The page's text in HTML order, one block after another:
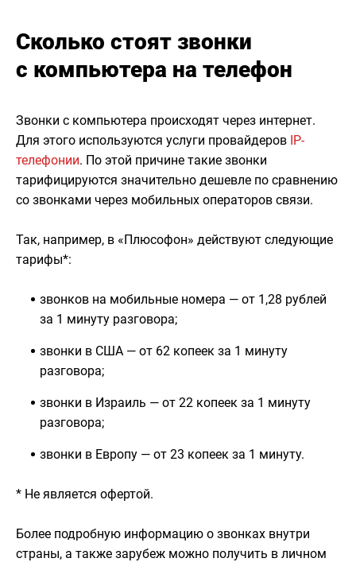
Сколько стоят звонки
с компьютера на телефон
Звонки с компьютера происходят через интернет.
Для этого используются услуги провайдеров IP-
телефонии. По этой причине такие звонки
тарифицируются значительно дешевле по сравнению
со звонками через мобильных операторов связи.
Так, например, в «Плюсофон» действуют следующие
тарифы*:
звонков на мобильные номера — от 1,28 рублей
за 1 минуту разговора;
звонки в США — от 62 копеек за 1 минуту
разговора;
звонки в Израиль — от 22 копеек за 1 минуту
разговора;
звонки в Европу — от 23 копеек за 1 минуту.
* Не является офертой.
Более подробную информацию о звонках внутри
страны, а также зарубеж можно получить в личном